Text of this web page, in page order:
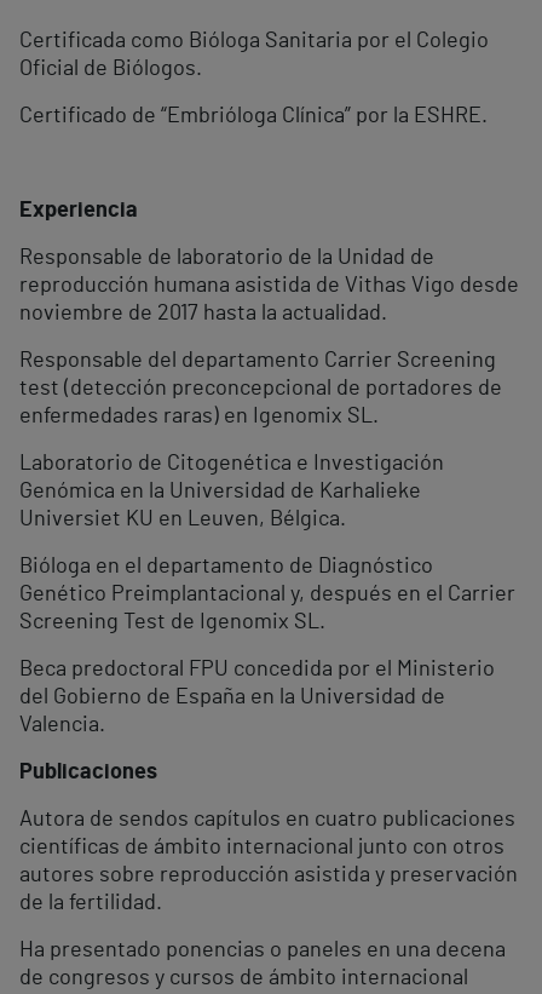
Certificada como Bióloga Sanitaria por el Colegio
Oficial de Biólogos.
Certificado de “Embrióloga Clínica” por la ESHRE.
Experiencia
Responsable de laboratorio de la Unidad de
reproducción humana asistida de Vithas Vigo desde
noviembre de 2017 hasta la actualidad.
Responsable del departamento Carrier Screening
test (detección preconcepcional de portadores de
enfermedades raras) en Igenomix SL.
Laboratorio de Citogenética e Investigación
Genómica en la Universidad de Karhalieke
Universiet KU en Leuven, Bélgica.
Bióloga en el departamento de Diagnóstico
Genético Preimplantacional y, después en el Carrier
Screening Test de Igenomix SL.
Beca predoctoral FPU concedida por el Ministerio
del Gobierno de España en la Universidad de
Valencia.
Publicaciones
Autora de sendos capítulos en cuatro publicaciones
científicas de ámbito internacional junto con otros
autores sobre reproducción asistida y preservación
de la fertilidad.
Ha presentado ponencias o paneles en una decena
de congresos y cursos de ámbito internacional